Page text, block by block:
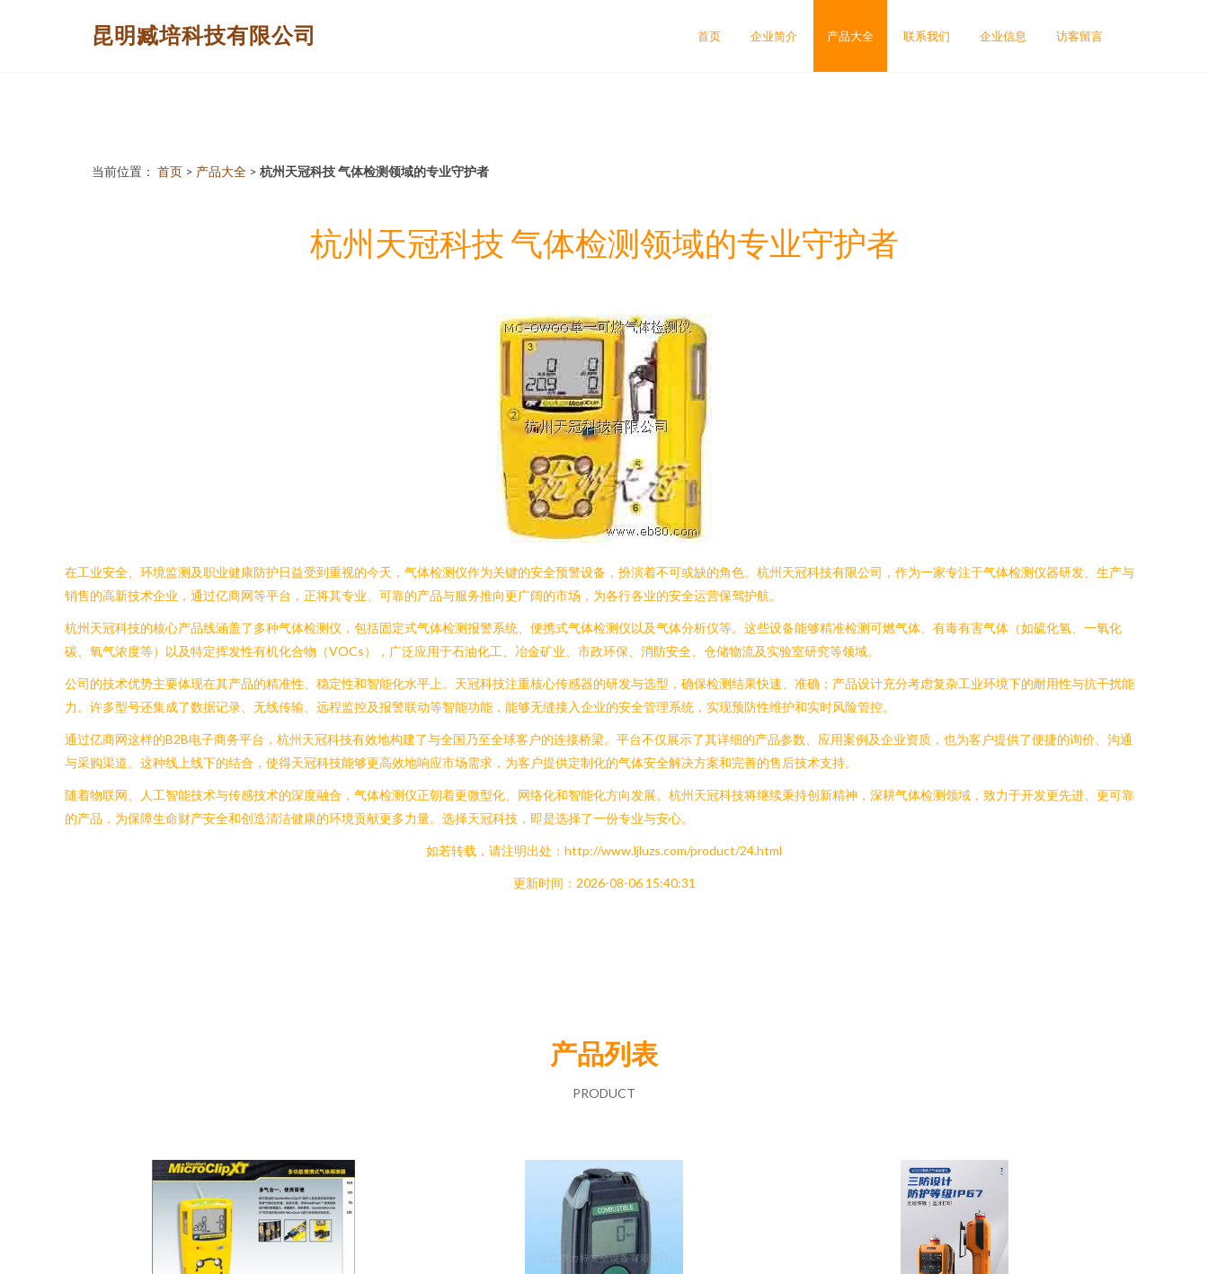
昆明臧培科技有限公司 首页 企业简介 产品大全 联系我们 企业信息 访客留言
当前位置： 首页 > 产品大全 > 杭州天冠科技 气体检测领域的专业守护者
杭州天冠科技 气体检测领域的专业守护者
在工业安全、环境监测及职业健康防护日益受到重视的今天，气体检测仪作为关键的安全预警设备，扮演着不可或缺的角色。杭州天冠科技有限公司，作为一家专注于气体检测仪器研发、生产与
销售的高新技术企业，通过亿商网等平台，正将其专业、可靠的产品与服务推向更广阔的市场，为各行各业的安全运营保驾护航。
杭州天冠科技的核心产品线涵盖了多种气体检测仪，包括固定式气体检测报警系统、便携式气体检测仪以及气体分析仪等。这些设备能够精准检测可燃气体、有毒有害气体（如硫化氢、一氧化
碳、氧气浓度等）以及特定挥发性有机化合物（VOCs），广泛应用于石油化工、冶金矿业、市政环保、消防安全、仓储物流及实验室研究等领域。
公司的技术优势主要体现在其产品的精准性、稳定性和智能化水平上。天冠科技注重核心传感器的研发与选型，确保检测结果快速、准确；产品设计充分考虑复杂工业环境下的耐用性与抗干扰能
力。许多型号还集成了数据记录、无线传输、远程监控及报警联动等智能功能，能够无缝接入企业的安全管理系统，实现预防性维护和实时风险管控。
通过亿商网这样的B2B电子商务平台，杭州天冠科技有效地构建了与全国乃至全球客户的连接桥梁。平台不仅展示了其详细的产品参数、应用案例及企业资质，也为客户提供了便捷的询价、沟通
与采购渠道。这种线上线下的结合，使得天冠科技能够更高效地响应市场需求，为客户提供定制化的气体安全解决方案和完善的售后技术支持。
随着物联网、人工智能技术与传感技术的深度融合，气体检测仪正朝着更微型化、网络化和智能化方向发展。杭州天冠科技将继续秉持创新精神，深耕气体检测领域，致力于开发更先进、更可靠
的产品，为保障生命财产安全和创造清洁健康的环境贡献更多力量。选择天冠科技，即是选择了一份专业与安心。
如若转载，请注明出处：http://www.ljluzs.com/product/24.html
更新时间：2026-08-06 15:40:31
产品列表
PRODUCT